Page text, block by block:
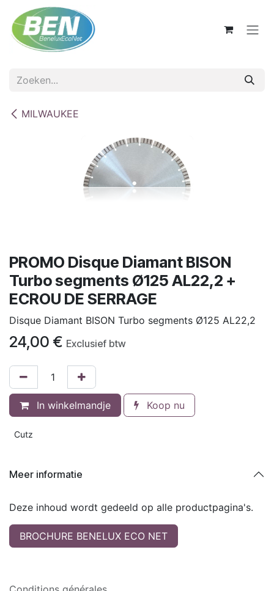
Overslaan naar inhoud
MILWAUKEE
PROMO Disque Diamant BISON
Turbo segments Ø125 AL22,2 +
ECROU DE SERRAGE
Disque Diamant BISON Turbo segments Ø125 AL22,2
24,00 € Exclusief btw
In winkelmandje Koop nu
Cutz
Meer informatie
Deze inhoud wordt gedeeld op alle productpagina's.
BROCHURE BENELUX ECO NET